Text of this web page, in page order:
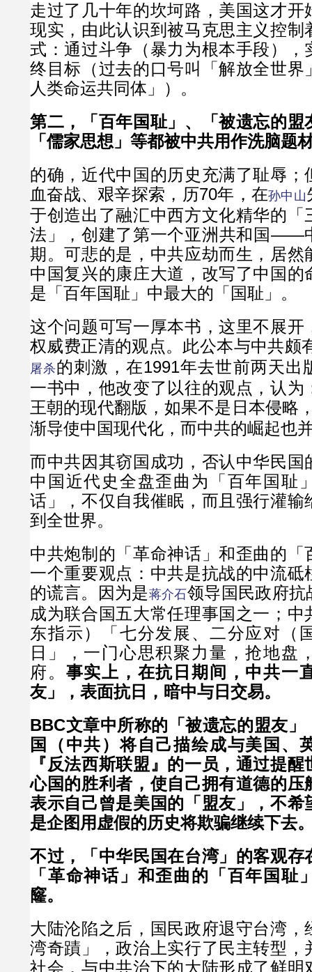
走过了几十年的坎坷路，美国这才开
现实，由此认识到被马克思主义控制
式：通过斗争（暴力为根本手段），
终目标（过去的口号叫「解放全世界
人类命运共同体」）。
第二，「百年国耻」、「被遗忘的盟
「儒家思想」等都被中共用作洗脑题
的确，近代中国的历史充满了耻辱；
血奋战、艰辛探索，历70年，在孙中山
于创造出了融汇中西方文化精华的「
法」，创建了第一个亚洲共和国——
期。可悲的是，中共应劫而生，居然
中国复兴的康庄大道，改写了中国的
是「百年国耻」中最大的「国耻」。
这个问题可写一厚本书，这里不展开
权威费正清的观点。此公本与中共颇
屠杀的刺激，在1991年去世前两天出
一书中，他改变了以往的观点，认为
王朝的现代翻版，如果不是日本侵略
渐导使中国现代化，而中共的崛起也
而中共因其窃国成功，否认中华民国
中国近代史全盘歪曲为「百年国耻
话」，不仅自我催眠，而且强行灌输
到全世界。
中共炮制的「革命神话」和歪曲的「
一个重要观点：中共是抗战的中流砥
的谎言。因为是蒋介石领导国民政府抗
成为联合国五大常任理事国之一；中
东指示）「七分发展、二分应对（
日」，一门心思积聚力量，抢地盘
府。 事实上，在抗日期间，中共一
友」，表面抗日，暗中与日交易。
BBC文章中所称的「被遗忘的盟友」
国（中共）将自己描绘成与美国、
『反法西斯联盟』的一员，通过提
心国的胜利者，使自己拥有道德的压
表示自己曾是美国的「盟友」，不希
是企图用虚假的历史将欺骗继续下去
不过，「中华民国在台湾」的客观存
「革命神话」和歪曲的「百年国耻
窿。
大陆沦陷之后，国民政府退守台湾，
湾奇蹟」，政治上实行了民主转型，
社会，与中共治下的大陆形成了鲜明